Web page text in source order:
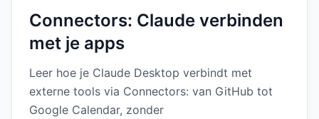
Connectors: Claude verbinden
met je apps
Leer hoe je Claude Desktop verbindt met
externe tools via Connectors: van GitHub tot
Google Calendar, zonder